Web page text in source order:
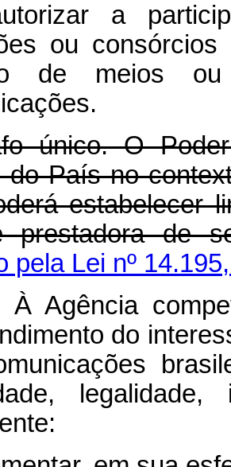
a
ou
de meios
único. O
do País no
estabelecer
prestadora de
pela Lei nº
À Agência
do